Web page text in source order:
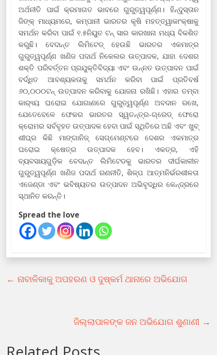
ଅର୍ଥନୀତି ପାଇଁ କ୍ରମାଗତ ଭାବରେ ଗୁରୁତ୍ୱପୂର୍ଣ୍ଣ। ହିନ୍ଦୁସ୍ତାନ
ଜିଙ୍କ୍ ମାଧ୍ୟମରେ, କମ୍ପାନୀ ଭାରତର କୃଷି ମହତ୍ତ୍ୱାକାଂକ୍ଷାକୁ
ସମର୍ଥନ କରିବା ପାଇଁ ୧.୫ନିୟୁତ ଟନ୍ ସାର କାରଖାନା ମଧ୍ୟ ବିକଶିତ
କରୁଛି। ବେଦାନ୍ତ ଲିମିଟେଡ୍ ହେଉଛି ଭାରତର ଏକମାତ୍ର
ଗୁରୁତ୍ୱପୂର୍ଣ୍ଣ ଖଣିଜ ପଦାର୍ଥ ନିକେଲର ଉତ୍ପାଦକ, ଯାହା ଦେଶର
ଶକ୍ତି ପରିବର୍ତ୍ତନ ପ୍ରଯୁକ୍ତିବିଦ୍ୟା ଏବଂ ଉନ୍ନତ ଉତ୍ପାଦନ ପାଇଁ
ବର୍ଦ୍ଧିତ ଆବଶ୍ୟକତାକୁ ସମର୍ଥନ କରିବା ପାଇଁ ପ୍ରତିବର୍ଷ
୬୦,୦୦୦ଟନ୍ ଉତ୍ପାଦନ କରିବାକୁ ଯୋଜନା ରଖିଛି। ଏହାର ତମ୍ବା
କାର‌୍ୟ୍ୟ ଘରୋଇ ଯୋଗାଣରେ ଗୁରୁତ୍ୱପୂର୍ଣ୍ଣ ଅବଦାନ ରଖେ,
ଯେତେବେଳେ ଫେକର ଭାରତର ସ୍ୱତନ୍ତ୍ର-ଗ୍ରେଡ୍ ଫେରୋ
କ୍ରୋମର ସର୍ବବୃହତ ଉତ୍ପାଦକ ହେବା ପାଇଁ ସ୍ଥିତିରେ ଅଛି ଏବଂ ଖୁବ୍
ଶୀଘ୍ର କିଛି ମାଙ୍ଗାନିଜ୍ ସେଗ୍ମେଣ୍ଟରେ ଦେଶର ଏକମାତ୍ର
ଘରୋଇ କ୍ଷେତ୍ର ଉତ୍ପାଦକ ହେବ। ଏକତ୍ର, ଏହି
ବ୍ୟବସାୟଗୁଡ଼ିକ ବେଦାନ୍ତ ଲିମିଟେଡକୁ ଭାରତର ଦୀର୍ଘକାଳୀନ
ଗୁରୁତ୍ୱପୂର୍ଣ୍ଣ ଖଣିଜ ପଦାର୍ଥ ରଣନୀତି, ଶିଳ୍ପ ଆତ୍ମନିର୍ଭରଶୀଳତା
ଏଜେଣ୍ଡା ଏବଂ ଭବିଷ୍ୟତର ଉତ୍ପାଦନ ଅଭିବୃଦ୍ଧିର କେନ୍ଦ୍ରରେ
ସ୍ଥାନିତ କରନ୍ତି।
Spread the love
← ନାବାଳିକାକୁ ଅପହରଣ ଓ ଦୁଷ୍କର୍ମ ଥାନାରେ ଅଭିଯୋଗ
ଜିଲ୍ଲାପାଳଙ୍କ ଜନ ଅଭିଯୋଗ ଶୁଣାଣୀ →